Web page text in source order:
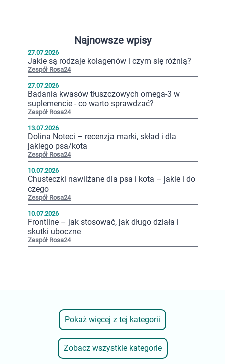
Najnowsze wpisy
27.07.2026
Jakie są rodzaje kolagenów i czym się różnią?
Zespół Rosa24
27.07.2026
Badania kwasów tłuszczowych omega-3 w
suplemencie - co warto sprawdzać?
Zespół Rosa24
13.07.2026
Dolina Noteci – recenzja marki, skład i dla
jakiego psa/kota
Zespół Rosa24
10.07.2026
Chusteczki nawilżane dla psa i kota – jakie i do
czego
Zespół Rosa24
10.07.2026
Frontline – jak stosować, jak długo działa i
skutki uboczne
Zespół Rosa24
Zobacz wszystkie kategorie
Pokaż więcej z tej kategorii